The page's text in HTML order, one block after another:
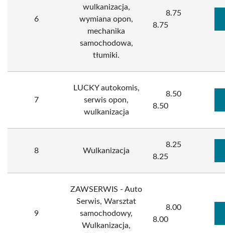
6
wulkanizacja,
wymiana opon,
mechanika
samochodowa,
tłumiki.
8.75
8.75
7
LUCKY autokomis,
serwis opon,
wulkanizacja
8.50
8.50
8 Wulkanizacja
8.25
8.25
9
ZAWSERWIS - Auto
Serwis, Warsztat
samochodowy,
Wulkanizacja,
8.00
8.00